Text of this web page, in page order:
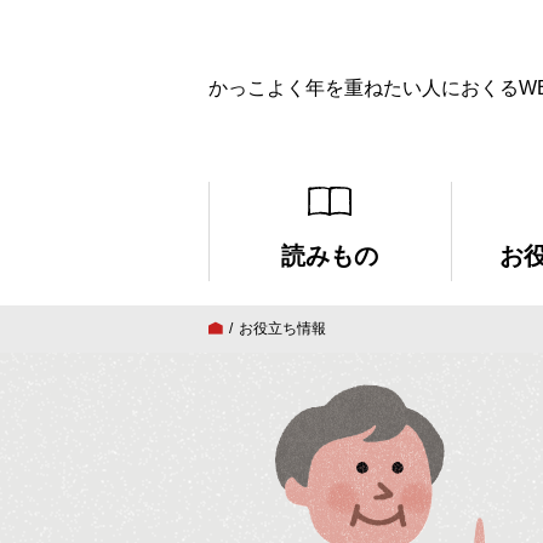
かっこよく年を重ねたい人におくる
読みもの お
お役立ち情報